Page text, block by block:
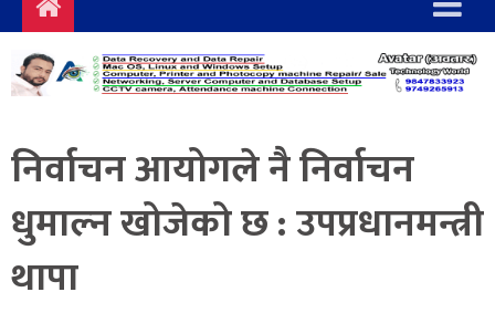
दुर्घटना
विचार
अर्थ
संवाद
मनोरञ्जन
निर्वाचन आयोगले नै निर्वाचन
धुमाल्न खोजेको छ : उपप्रधानमन्त्री
थापा